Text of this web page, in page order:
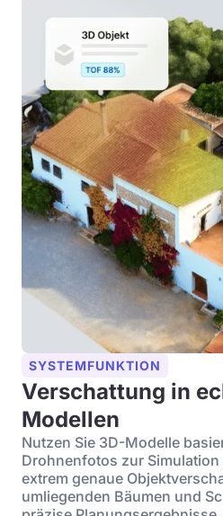
SYSTEMFUNKTION
Verschattung in
Modellen
Nutzen Sie 3D-Modelle
Drohnenfotos zur
extrem genaue
umliegenden Bäumen und